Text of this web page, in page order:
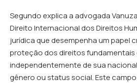
Segundo explica a advogada
Direito Internacional dos Direitos
jurídica que desempenha um papel
proteção dos direitos fundamentais
independentemente de sua
gênero ou status social. Este